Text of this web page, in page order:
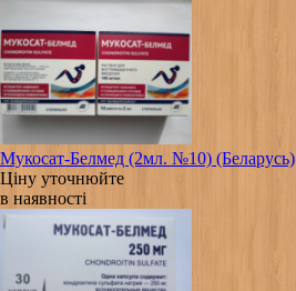
Мукосат-Белмед (2мл. №10) (Беларусь)
Ціну уточнюйте
в наявності